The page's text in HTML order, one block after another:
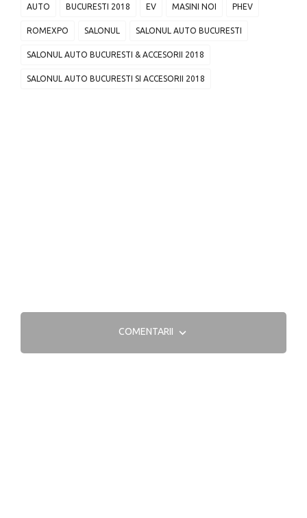
AUTO BUCURESTI 2018 EV MASINI NOI PHEV
ROMEXPO SALONUL SALONUL AUTO BUCURESTI
SALONUL AUTO BUCURESTI & ACCESORII 2018
SALONUL AUTO BUCURESTI SI ACCESORII 2018
COMENTARII